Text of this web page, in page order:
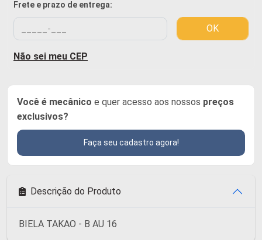
Frete e prazo de entrega:
OK
Não sei meu CEP
Você é mecânico e quer acesso aos nossos preços
exclusivos?
Faça seu cadastro agora!
Descrição do Produto
BIELA TAKAO - B AU 16